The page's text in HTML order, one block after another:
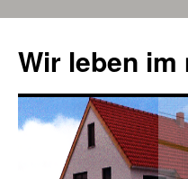
springen
Wir leben im